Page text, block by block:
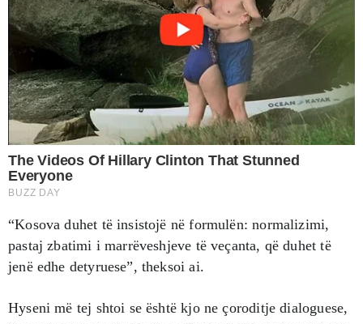
“Kosova duhet të insistojë në formulën: normalizimi,
pastaj zbatimi i marrëveshjeve të veçanta, që duhet të
jenë edhe detyruese”, theksoi ai.
Hyseni më tej shtoi se është kjo ne çoroditje dialoguese,